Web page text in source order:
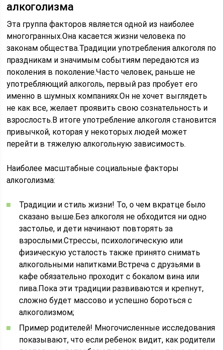
алкоголизма
Эта группа факторов является одной из наиболее
многогранных.Она касается жизни человека по
законам общества.Традиции употребления алкоголя по
праздникам и значимым событиям передаются из
поколения в поколение.Часто человек, раньше не
употребляющий алкоголь, первый раз пробует его
именно в шумных компаниях.Он не хочет выглядеть
не как все, желает проявить свою сознательность и
взрослость.В итоге употребление алкоголя становится
привычкой, которая у некоторых людей может
перейти в тяжелую алкогольную зависимость.
Наиболее масштабные социальные факторы
алкоголизма:
Традиции и стиль жизни! То, о чем вкратце было
сказано выше.Без алкоголя не обходится ни одно
застолье, и дети начинают повторять за
взрослыми.Стрессы, психологическую или
физическую усталость также принято снимать
алкогольными напитками.Встреча с друзьями в
кафе обязательно проходит с бокалом вина или
пива.Пока эти традиции развиваются и крепнут,
сложно будет массово и успешно бороться с
алкоголизмом;
Пример родителей! Многочисленные исследования
показывают, что если ребенок видит, как родители